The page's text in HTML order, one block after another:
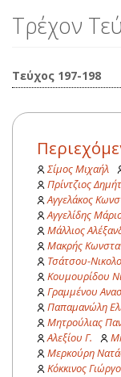
Τρέχον
Τεύχος 197-198
Σίμος Μιχαήλ
Πρίντζιος
Αγγελάκος
Αγγελίδης
Μάλλιος
Μακρής
Τσάτσου-
Κουμουρίδου
Γραμμένου
Παπαμανώλη
Μητρούλιας
Αλεξίου Γ.
Μερκούρη
Κόκκινος